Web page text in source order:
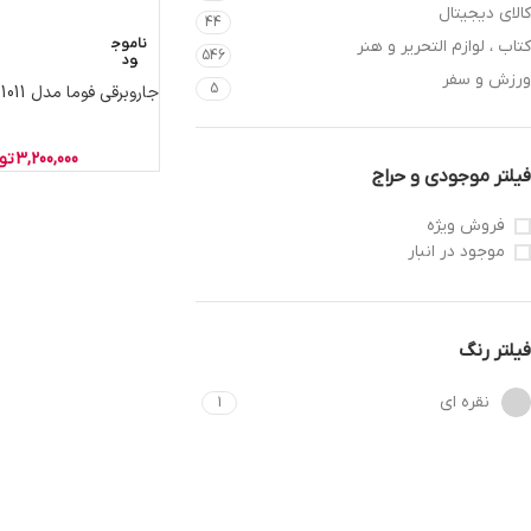
کالای دیجیتال 44
کتاب ، لوازم التحریر و هنر 546
ورزش و سفر 5
فیلتر موجودی و حراج
فروش ویژه
موجود در انبار
فیلتر رنگ
نقره ای 1
ناموج
ود
جاروبرقی فوما مدل 1011
3,200,000